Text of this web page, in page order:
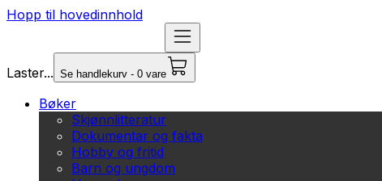
Hopp til hovedinnhold
Laster... Se handlekurv - 0 vare
Bøker
Skjønnlitteratur
Dokumentar og fakta
Hobby og fritid
Barn og ungdom